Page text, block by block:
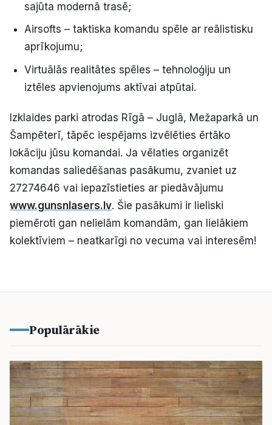
sajūta modernā trasē;
Airsofts – taktiska komandu spēle ar reālistisku
aprīkojumu;
Virtuālās realitātes spēles – tehnoloģiju un
iztēles apvienojums aktīvai atpūtai.
Izklaides parki atrodas Rīgā – Juglā, Mežaparkā un
Šampēterī, tāpēc iespējams izvēlēties ērtāko
lokāciju jūsu komandai. Ja vēlaties organizēt
komandas saliedēšanas pasākumu, zvaniet uz
27274646 vai iepazīstieties ar piedāvājumu
www.gunsnlasers.lv. Šie pasākumi ir lieliski
piemēroti gan nelielām komandām, gan lielākiem
kolektīviem – neatkarīgi no vecuma vai interesēm!
Populārākie